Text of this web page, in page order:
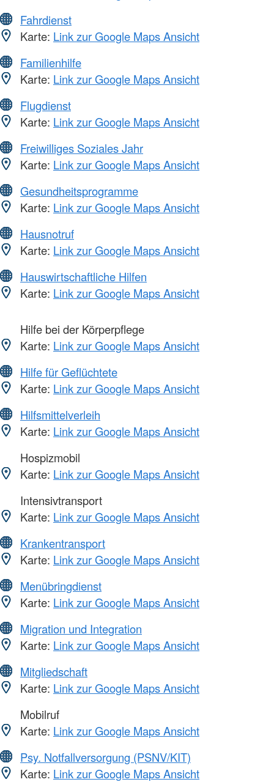
Fahrdienst
Karte: Link zur Google Maps Ansicht
Familienhilfe
Karte: Link zur Google Maps Ansicht
Flugdienst
Karte: Link zur Google Maps Ansicht
Freiwilliges Soziales Jahr
Karte: Link zur Google Maps Ansicht
Gesundheitsprogramme
Karte: Link zur Google Maps Ansicht
Hausnotruf
Karte: Link zur Google Maps Ansicht
Hauswirtschaftliche Hilfen
Karte: Link zur Google Maps Ansicht
Hilfe bei der Körperpflege
Karte: Link zur Google Maps Ansicht
Hilfe für Geflüchtete
Karte: Link zur Google Maps Ansicht
Hilfsmittelverleih
Karte: Link zur Google Maps Ansicht
Hospizmobil
Karte: Link zur Google Maps Ansicht
Intensivtransport
Karte: Link zur Google Maps Ansicht
Krankentransport
Karte: Link zur Google Maps Ansicht
Menübringdienst
Karte: Link zur Google Maps Ansicht
Migration und Integration
Karte: Link zur Google Maps Ansicht
Mitgliedschaft
Karte: Link zur Google Maps Ansicht
Mobilruf
Karte: Link zur Google Maps Ansicht
Psy. Notfallversorgung (PSNV/KIT)
Karte: Link zur Google Maps Ansicht